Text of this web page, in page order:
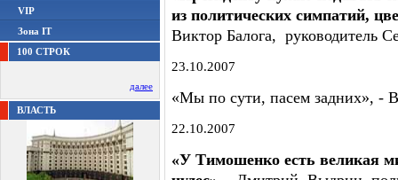
VIP
Зона IT
100 СТРОК
далее
ВЛАСТЬ
из политических симпатий,
Виктор Балога, руководитель
23.10.2007
«Мы по сути, пасем задних», -
22.10.2007
«У Тимошенко есть великая